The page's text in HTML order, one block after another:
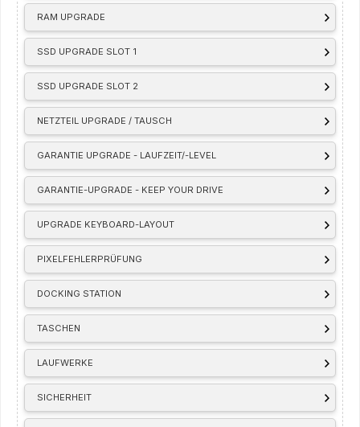
RAM UPGRADE
SSD UPGRADE SLOT 1
SSD UPGRADE SLOT 2
NETZTEIL UPGRADE / TAUSCH
GARANTIE UPGRADE - LAUFZEIT/-LEVEL
GARANTIE-UPGRADE - KEEP YOUR DRIVE
UPGRADE KEYBOARD-LAYOUT
PIXELFEHLERPRÜFUNG
DOCKING STATION
TASCHEN
LAUFWERKE
SICHERHEIT